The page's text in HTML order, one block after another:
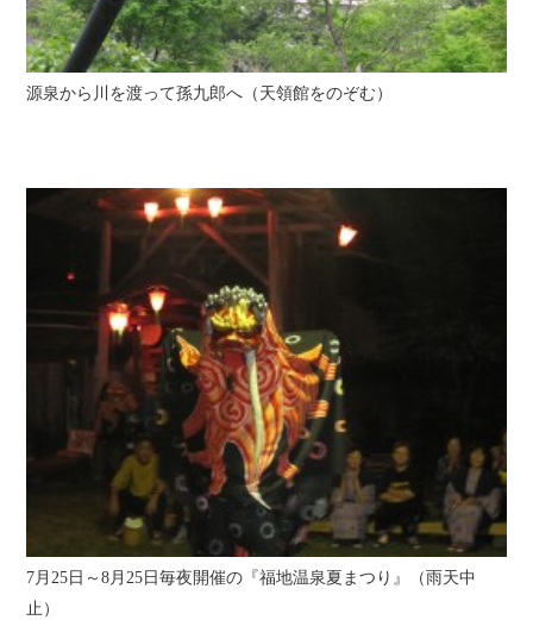
源泉から川を渡って孫九郎へ（天領館をのぞむ）
7月25日～8月25日毎夜開催の『福地温泉夏まつり』（雨天中
止）